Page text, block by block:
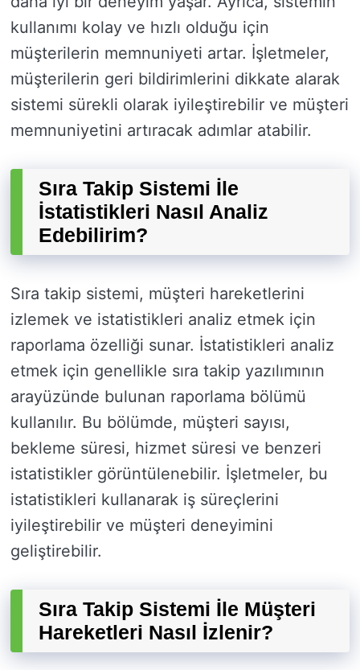
kullanımı kolay ve hızlı olduğu için
müşterilerin memnuniyeti artar. İşletmeler,
müşterilerin geri bildirimlerini dikkate alarak
sistemi sürekli olarak iyileştirebilir ve müşteri
memnuniyetini artıracak adımlar atabilir.
Sıra Takip Sistemi İle
İstatistikleri Nasıl Analiz
Edebilirim?
Sıra takip sistemi, müşteri hareketlerini
izlemek ve istatistikleri analiz etmek için
raporlama özelliği sunar. İstatistikleri analiz
etmek için genellikle sıra takip yazılımının
arayüzünde bulunan raporlama bölümü
kullanılır. Bu bölümde, müşteri sayısı,
bekleme süresi, hizmet süresi ve benzeri
istatistikler görüntülenebilir. İşletmeler, bu
istatistikleri kullanarak iş süreçlerini
iyileştirebilir ve müşteri deneyimini
geliştirebilir.
Sıra Takip Sistemi İle Müşteri
Hareketleri Nasıl İzlenir?